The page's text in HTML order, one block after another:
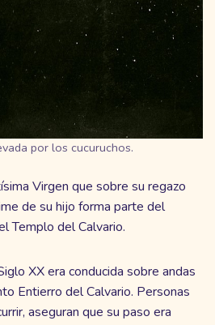
por los cucuruchos.
Virgen que sobre su regazo
de su hijo forma parte del
Templo del Calvario.
XX era conducida sobre andas
Entierro del Calvario. Personas
aseguran que su paso era